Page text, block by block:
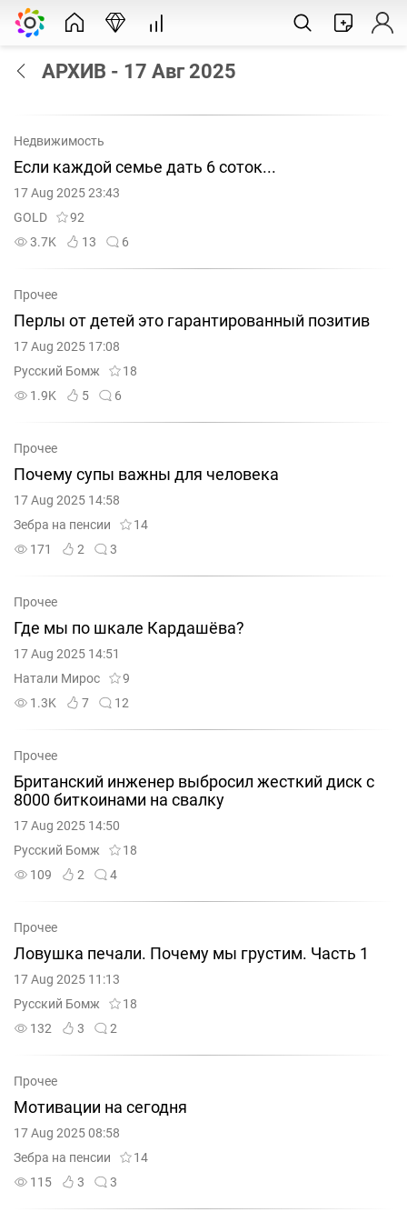
АРХИВ - 17 Авг 2025
Недвижимость
Если каждой семье дать 6 соток...
17 Aug 2025 23:43
GOLD
92
3.7K
13 6
Прочее
Перлы от детей это гарантированный позитив
17 Aug 2025 17:08
Русский Бомж
18
1.9K
5 6
Прочее
Почему супы важны для человека
17 Aug 2025 14:58
Зебра на пенсии
14
171
2 3
Прочее
Где мы по шкале Кардашёва?
17 Aug 2025 14:51
Натали Мирос
9
1.3K
7 12
Прочее
Британский инженер выбросил жесткий диск с
8000 биткоинами на свалку
17 Aug 2025 14:50
Русский Бомж
18
109
2 4
Прочее
Ловушка печали. Почему мы грустим. Часть 1
17 Aug 2025 11:13
Русский Бомж
18
132
3 2
Прочее
Мотивации на сегодня
17 Aug 2025 08:58
Зебра на пенсии
14
115
3 3